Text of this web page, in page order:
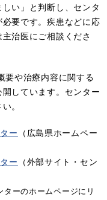
い」と判断し、センタ
要です。疾患などに応
治医にご相談くださ
要や治療内容に関する
しています。センター
。
ー （広島県ホームペー
ー （外部サイト・セン
ーのホームページにリ